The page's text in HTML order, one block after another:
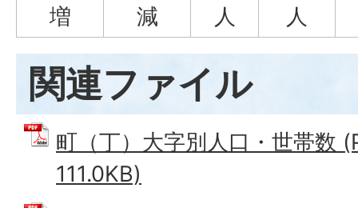
増
減
人
人
関連ファイル
町（丁）大字別人口・世帯数
111.0KB)